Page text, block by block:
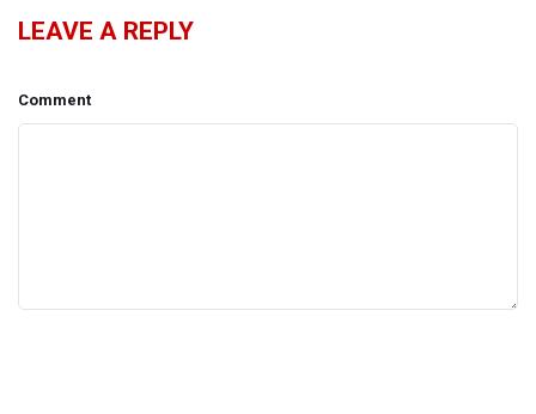
LEAVE A REPLY
Comment